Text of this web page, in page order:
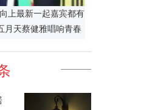
上最新一起嘉宾都有
月天蔡健雅唱响青春